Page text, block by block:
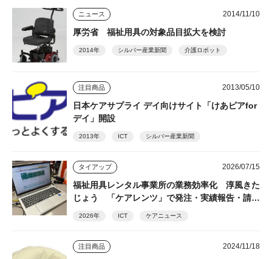
ニュース 2014/11/10
厚労省 福祉用具の対象品目拡大を検討
2014年 シルバー産業新聞 介護ロボット
注目商品 2013/05/10
日本ケアサプライ デイ向けサイト「けあピアfor
デイ」開設
2013年 ICT シルバー産業新聞
タイアップ 2026/07/15
福祉用具レンタル事業所の業務効率化 淳風きた
じょう 「ケアレンツ」で発注・実績報告・請求
を一元化
2026年 ICT ケアニュース
注目商品 2024/11/18